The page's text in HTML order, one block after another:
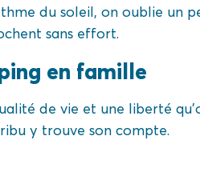
du soleil, on oublie un
sans effort.
en famille
de vie et une liberté
y trouve son compte.